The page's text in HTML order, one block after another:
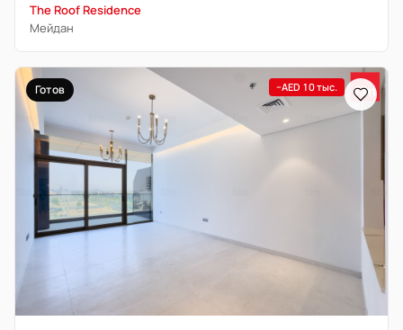
The Roof Residence
Мейдан
Готов −AED 10 тыс.